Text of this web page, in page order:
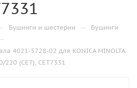
Бушинги и шестерни — Бушинги
—
4021-5728-02 для KONICA MINOLTA
(CET), CET7331